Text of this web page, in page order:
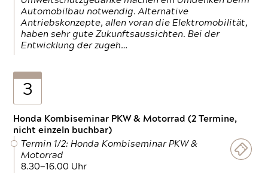
Automobilbau notwendig. Alternative
Antriebskonzepte, allen voran die Elektromobilität,
haben sehr gute Zukunftsaussichten. Bei der
Entwicklung der zugeh…
3
Honda Kombiseminar PKW & Motorrad (2 Termine,
nicht einzeln buchbar)
Termin 1/2: Honda Kombiseminar PKW &
Motorrad
8.30—16.00 Uhr